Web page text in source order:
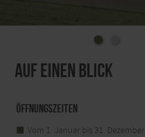
Auf einen Blick
Öffnungszeiten
Vom 1. Januar bis 31. Dezember